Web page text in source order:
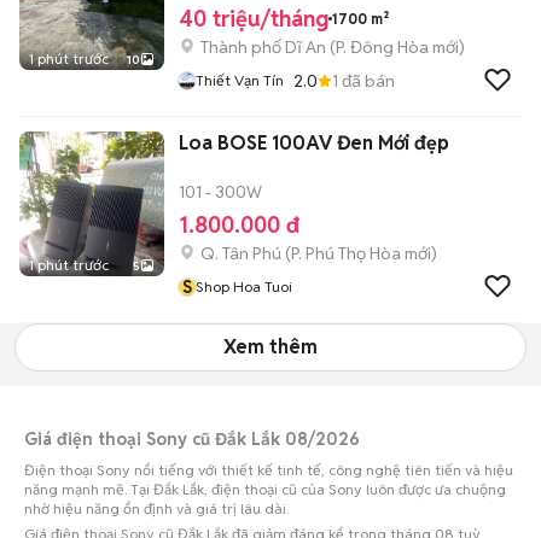
1 phút trước 10
40 triệu/tháng 1700 m²
Thành phố Dĩ An (P. Đông Hòa mới)
Thiết Vạn Tín 2.0 1 đã bán
1 phút trước 5
Loa BOSE 100AV Đen Mới đẹp
101 - 300W
1.800.000 đ
Q. Tân Phú (P. Phú Thọ Hòa mới)
S Shop Hoa Tuoi
Xem thêm
Giá điện thoại Sony cũ Đắk Lắk 08/2026
Điện thoại Sony nổi tiếng với thiết kế tinh tế, công nghệ tiên tiến và hiệu
năng mạnh mẽ. Tại Đắk Lắk, điện thoại cũ của Sony luôn được ưa chuộng
nhờ hiệu năng ổn định và giá trị lâu dài.
Giá điện thoại Sony cũ Đắk Lắk đã giảm đáng kể trong tháng 08 tuỳ